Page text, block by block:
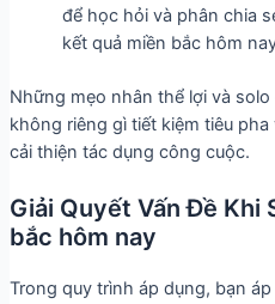
để học hỏi và phân chia
kết quả miền bắc hôm
Những mẹo nhân thể lợi và
không riêng gì tiết kiệm tiêu
cải thiện tác dụng công cuộc.
Giải Quyết Vấn Đề Khi
bắc hôm nay
Trong quy trình áp dụng, bạn